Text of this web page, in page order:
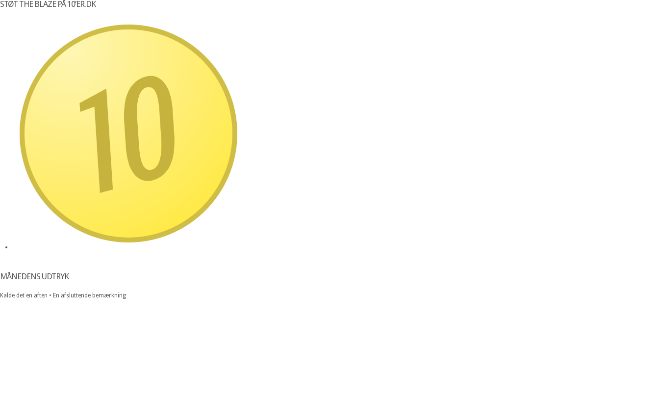
STØT THE BLAZE PÅ 10’ER.DK
MÅNEDENS UDTRYK
Kalde det en aften • En afsluttende bemærkning